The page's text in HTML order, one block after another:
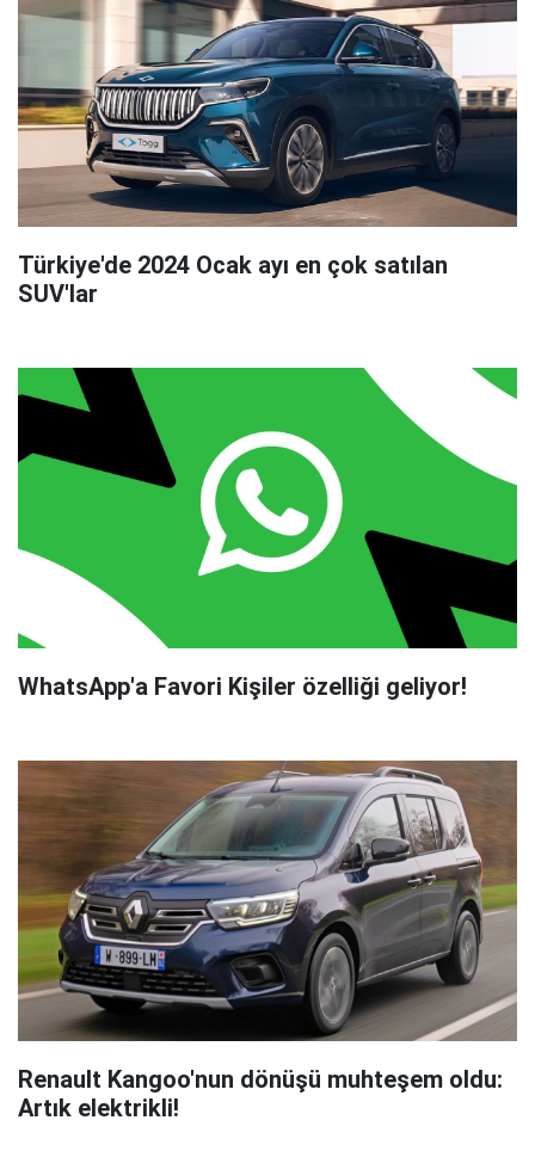
Türkiye'de 2024 Ocak ayı en çok satılan
SUV'lar
WhatsApp'a Favori Kişiler özelliği geliyor!
Renault Kangoo'nun dönüşü muhteşem oldu:
Artık elektrikli!